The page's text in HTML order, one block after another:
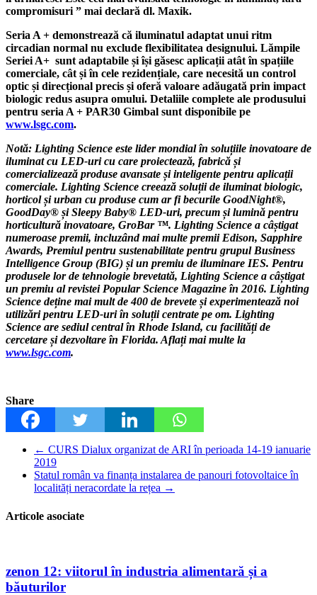
compromisuri ” mai declară dl. Maxik.
Seria A + demonstrează că iluminatul adaptat unui ritm
circadian normal nu exclude flexibilitatea designului. Lămpile
Seriei A+ sunt adaptabile și își găsesc aplicații atât în ​​spațiile
comerciale, cât și în cele rezidențiale, care necesită un control
optic și direcțional precis și oferă valoare adăugată prin impact
biologic redus asupra omului. Detaliile complete ale produsului
pentru seria A + PAR30 Gimbal sunt disponibile pe
www.lsgc.com.
Notă: Lighting Science este lider mondial în soluțiile inovatoare de
iluminat cu LED-uri cu care proiectează, fabrică și
comercializează produse avansate și inteligente pentru aplicații
comerciale. Lighting Science creează soluții de iluminat biologic,
horticol și urban cu produse cum ar fi becurile GoodNight®,
GoodDay® și Sleepy Baby® LED-uri, precum și lumină pentru
horticultură inovatoare, GroBar ™. Lighting Science a câștigat
numeroase premii, incluzând mai multe premii Edison, Sapphire
Awards, Premiul pentru sustenabilitate pentru grupul Business
Intelligence Group (BIG) și un premiu de iluminare IES. Pentru
produsele lor de tehnologie brevetată, Lighting Science a câștigat
un premiu al revistei Popular Science Magazine în 2016. Lighting
Science deține mai mult de 400 de brevete și experimentează noi
utilizări pentru LED-uri în soluții centrate pe om. Lighting
Science are sediul central în Rhode Island, cu facilități de
cercetare și dezvoltare în Florida. Aflați mai multe la
www.lsgc.com.
Share
← CURS Dialux organizat de ARI în perioada 14-19 ianuarie
2019
Statul român va finanța instalarea de panouri fotovoltaice în
localități neracordate la rețea →
Articole asociate
zenon 12: viitorul în industria alimentară și a
băuturilor